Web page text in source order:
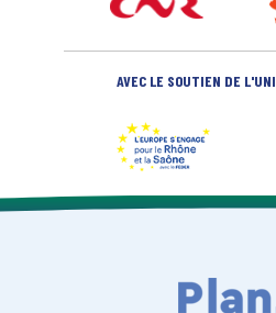
AVEC LE SOUTIEN DE